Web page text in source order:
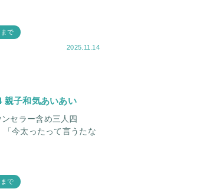
で
2025.11.14
親子和気あいあい
セラー含め三人四
で